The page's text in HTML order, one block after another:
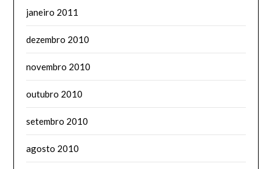
janeiro 2011
dezembro 2010
novembro 2010
outubro 2010
setembro 2010
agosto 2010